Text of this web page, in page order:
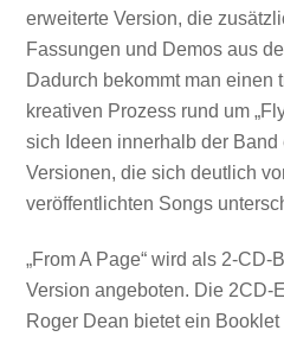
erweiterte Version, die
Fassungen und Demos aus
Dadurch bekommt man einen
kreativen Prozess rund um
sich Ideen innerhalb der
Versionen, die sich deutlich
veröffentlichten Songs
„From A Page“ wird als 2-
Version angeboten. Die 2CD-
Roger Dean bietet ein